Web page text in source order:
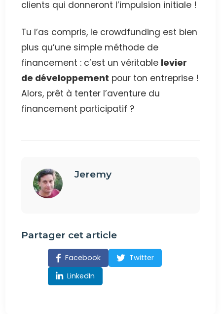
clients qui donneront l’impulsion initiale !
Tu l’as compris, le crowdfunding est bien
plus qu’une simple méthode de
financement : c’est un véritable levier
de développement pour ton entreprise !
Alors, prêt à tenter l’aventure du
financement participatif ?
Jeremy
Partager cet article
Facebook
Twitter
LinkedIn